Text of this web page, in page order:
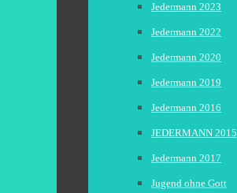
Jedermann 2023
Jedermann 2022
Jedermann 2020
Jedermann 2019
Jedermann 2016
JEDERMANN 2015
Jedermann 2017
Jugend ohne Gott